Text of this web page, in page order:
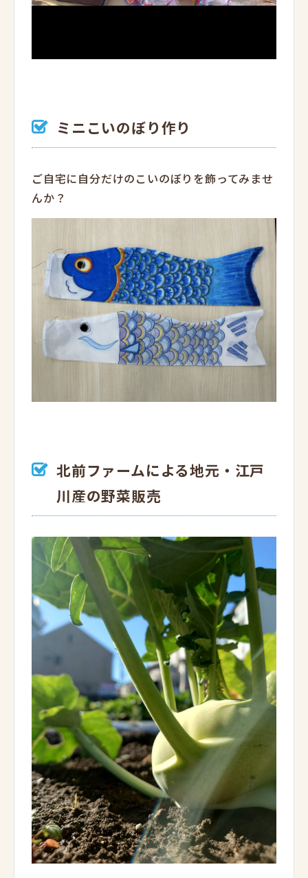
ミニこいのぼり作り
ご自宅に自分だけのこいのぼりを飾ってみませ
んか？
北前ファームによる地元・江戸
川産の野菜販売